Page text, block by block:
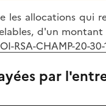
allocations qui
d'un
RSA-CHAMP-20-30-
par